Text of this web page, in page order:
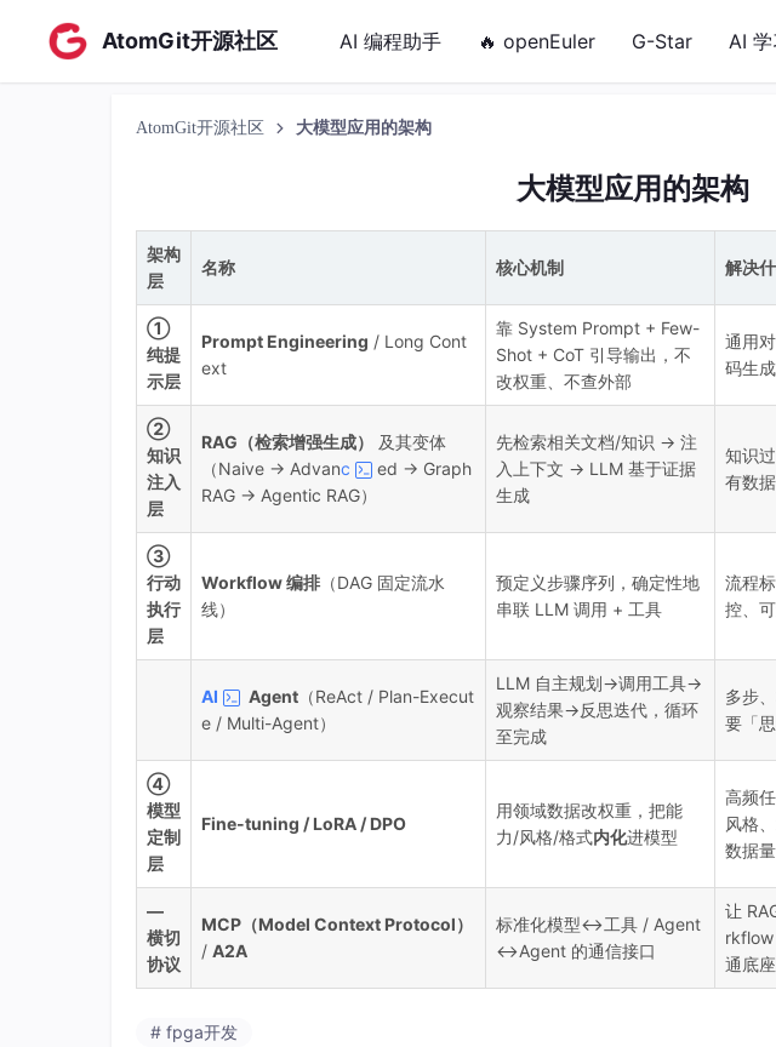
AtomGit开源社区 AI 编程助手 🔥 openEuler G-Star AI
AtomGit开源社区 大模型应用的架构
大模型应用的架构
架构
层
名称 核心机制 解决
①
纯提
示层
Prompt Engineering / Long Cont
ext
靠 System Prompt + Few-
Shot + CoT 引导输出，不
改权重、不查外部
通用
码生
②
知识
注入
层
RAG（检索增强生成）
及其变体
（Naive → Advanc
ed → Graph
RAG → Agentic RAG）
先检索相关文档/知识 → 注
入上下文 → LLM 基于证据
生成
知识
有数
③
行动
执行
层
Workflow 编排 （DAG 固定流水
线）
预定义步骤序列，确定性地
串联 LLM 调用 + 工具
流程
控、
AI Agent （ReAct / Plan-Execut
e / Multi-Agent）
LLM 自主规划→调用工具→
观察结果→反思迭代，循环
至完成
多步
要「
④
模型
定制
层
Fine-tuning / LoRA / DPO
用领域数据改权重，把能
力/风格/格式内化进模型
高频
风格
数据
—
横切
协议
MCP（Model Context Protocol）
/ A2A
标准化模型↔工具 / Agent
↔Agent 的通信接口
让
rkflow
通底
# fpga开发